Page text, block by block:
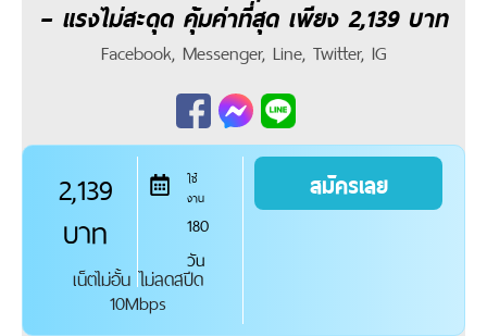
– แรงไม่สะดุด คุ้มค่าที่สุด เพียง 2,139 บาท
Facebook, Messenger, Line, Twitter, IG
2,139
บาท
ใช้
งาน
180
วัน
เน็ตไม่อั้น ไม่ลดสปีด
10Mbps
สมัครเลย